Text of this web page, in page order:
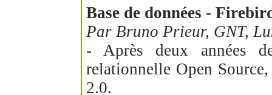
Base de données -
Par Bruno Prieur, GNT,
- Après deux années
relationnelle Open
2.0.